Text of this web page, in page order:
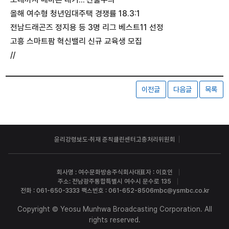
올해 여수형 청년임대주택 경쟁률 18.3:1
전남드래곤즈 정지용 등 3명 리그 베스트11 선정
고흥 스마트팜 혁신밸리 신규 교육생 모집
//
이전글 다음글 목록
윤리강령 보도·취재 준칙클린센터 고충처리위원회
회사명 : 여수문화방송주식회사대표자 : 이호인
주소: 전남광주통합특별시 여수시 문수로 135
전화 : 061-650-3333 팩스번호 : 061-652-8506mbc@ysmbc.co.kr
Copyright © Yeosu Munhwa Broadcasting Corporation. All
rights reserved.